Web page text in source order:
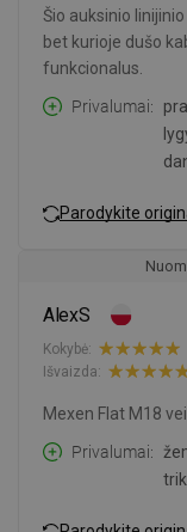
Šio auksinio
bet kurioje dušo
funkcionalus.
Privalumai
Parodykite
AlexS
Kokybė:
Išvaizda:
Mexen Flat M18
Privalumai